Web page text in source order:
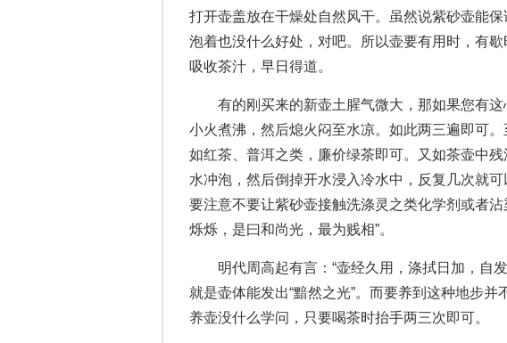
打开壶盖放在干燥处自然风干。虽然说紫砂壶能
泡着也没什么好处，对吧。所以壶要有用时，有
吸收茶汁，早日得道。
有的刚买来的新壶土腥气微大，那如果您有这
小火煮沸，然后熄火闷至水凉。如此两三遍即可
如红茶、普洱之类，廉价绿茶即可。又如茶壶中
水冲泡，然后倒掉开水浸入冷水中，反复几次就
要注意不要让紫砂壶接触洗涤灵之类化学剂或者
烁烁，是曰和尚光，最为贱相”。
明代周高起有言：“壶经久用，涤拭日加，自发
就是壶体能发出“黯然之光”。而要养到这种地步
养壶没什么学问，只要喝茶时抬手两三次即可。